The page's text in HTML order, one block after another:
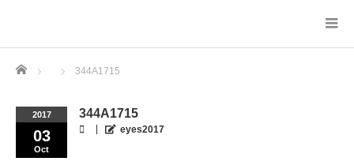
Home 344A1715
2017
03
Oct
344A1715
eyes2017